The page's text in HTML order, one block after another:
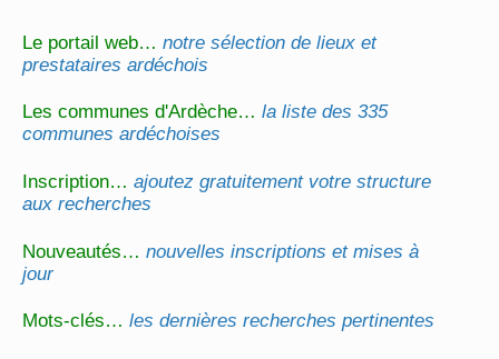
Le portail web…notre sélection de lieux et
prestataires ardéchois
Les communes d'Ardèche…la liste des 335
communes ardéchoises
Inscription…ajoutez gratuitement votre structure
aux recherches
Nouveautés…nouvelles inscriptions et mises à
jour
Mots-clés…les dernières recherches pertinentes